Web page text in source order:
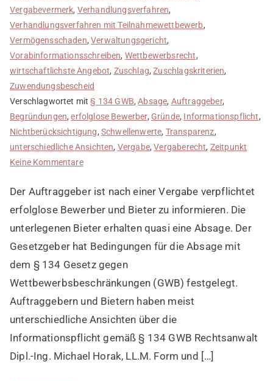
Vergabevermerk, Verhandlungsverfahren,
Verhandlungsverfahren mit Teilnahmewettbewerb,
Vermögensschaden,Verwaltungsgericht,
Vorabinformationsschreiben, Wettbewerbsrecht,
wirtschaftlichste Angebot, Zuschlag,Zuschlagskriterien,
Zuwendungsbescheid
Verschlagwortet mit§ 134 GWB,Absage, Auftraggeber,
Begründungen,erfolglose Bewerber, Gründe, Informationspflicht,
Nichtberücksichtigung, Schwellenwerte, Transparenz,
unterschiedliche Ansichten, Vergabe,Vergaberecht, Zeitpunkt
Keine Kommentarezu
Bewerber
und
Der Auftraggeber ist nach einer Vergabe verpflichtet
erfolglose Bewerber und Bieter zu informieren. Die
unterlegenen Bieter erhalten quasi eine Absage. Der
Gesetzgeber hat Bedingungen für die Absage mit
dem § 134 Gesetz gegen
Wettbewerbsbeschränkungen (GWB) festgelegt.
Auftraggebern und Bietern haben meist
unterschiedliche Ansichten über die
Informationspflicht gemäß § 134 GWB Rechtsanwalt
Dipl.-Ing. Michael Horak, LL.M. Form und […]